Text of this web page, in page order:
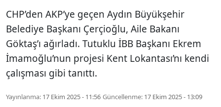
CHP’den AKP’ye geçen Aydın Büyükşehir
Belediye Başkanı Çerçioğlu, Aile Bakanı
Göktaş’ı ağırladı. Tutuklu İBB Başkanı Ekrem
İmamoğlu’nun projesi Kent Lokantası’nı kendi
çalışması gibi tanıttı.
Yayınlanma: 17 Ekim 2025 - 11:56 Güncellenme: 17 Ekim 2025 - 13:09